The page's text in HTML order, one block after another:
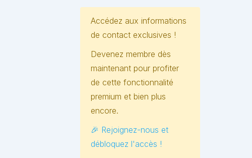
Accédez aux informations
de contact exclusives !
Devenez membre dès
maintenant pour profiter
de cette fonctionnalité
premium et bien plus
encore.
🎉 Rejoignez-nous et
débloquez l'accès !